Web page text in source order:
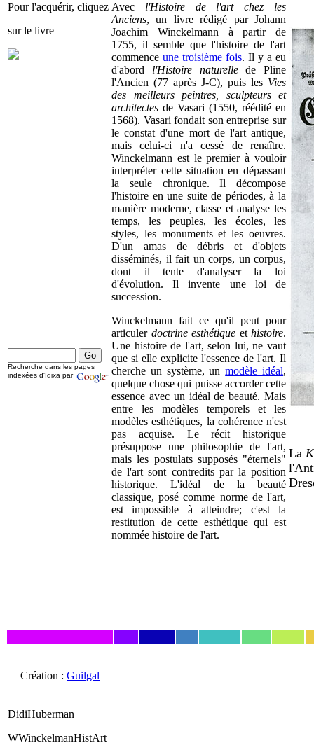
Pour l'acquérir, cliquez
sur le livre
Avec l'Histoire de l'art chez les
Anciens, un livre rédigé par Johann
Joachim Winckelmann à partir de
1755, il semble que l'histoire de l'art
commence une troisième fois. Il y a eu
d'abord l'Histoire naturellede Pline
l'Ancien (77 après J-C), puis les Vies
des meilleurs peintres, sculpteurs et
architectes de Vasari (1550, réédité en
1568). Vasari fondait son entreprise sur
le constat d'une mort de l'art antique,
mais celui-ci n'a cessé de renaître.
Winckelmann est le premier à vouloir
interpréter cette situation en dépassant
la seule chronique. Il décompose
l'histoire en une suite de périodes, à la
manière moderne, classe et analyse les
temps, les peuples, les écoles, les
styles, les monuments et les oeuvres.
D'un amas de débris et d'objets
disséminés, il fait un corps, un corpus,
dont il tente d'analyser la loi
d'évolution. Il invente une loi de
succession.
Winckelmann fait ce qu'il peut pour
articuler doctrine esthétique et histoire.
Une histoire de l'art, selon lui, ne vaut
que si elle explicite l'essence de l'art. Il
cherche un système, unmodèle idéal,
quelque chose qui puisse accorder cette
essence avec un idéal de beauté. Mais
entre les modèles temporels et les
modèles esthétiques, la cohérence n'est
pas acquise. Le récit historique
présuppose une philosophie de l'art,
mais les postulats supposés "éternels"
de l'art sont contredits par la position
historique. L'idéal de la beauté
classique, posé comme norme de l'art,
est impossible à atteindre; c'est la
restitution de cette esthétique qui est
nommée histoire de l'art.
La
Recherche dans les pages
indexées d'Idixa par
Création : Guilgal
DidiHuberman
WWinckelmanHistArt